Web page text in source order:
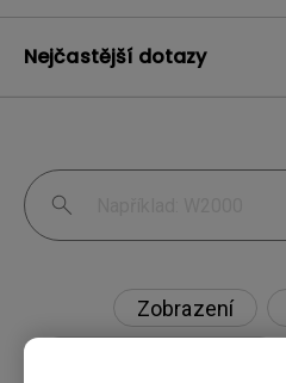
Nejčastější dotazy
Zobrazení